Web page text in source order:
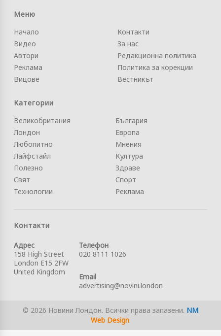
Меню
Начало
Видео
Автори
Реклама
Вицове
Контакти
За нас
Редакционна политика
Политика за корекции
Вестникът
Категории
Великобритания
Лондон
Любопитно
Лайфстайл
Полезно
Свят
Технологии
България
Европа
Мнения
Култура
Здраве
Спорт
Реклама
Контакти
Адрес
158 High Street
London E15 2FW
United Kingdom
Телефон
020 8111 1026
Email
advertising@novini.london
© 2026 Новини Лондон. Всички права запазени. NM
Web Design.